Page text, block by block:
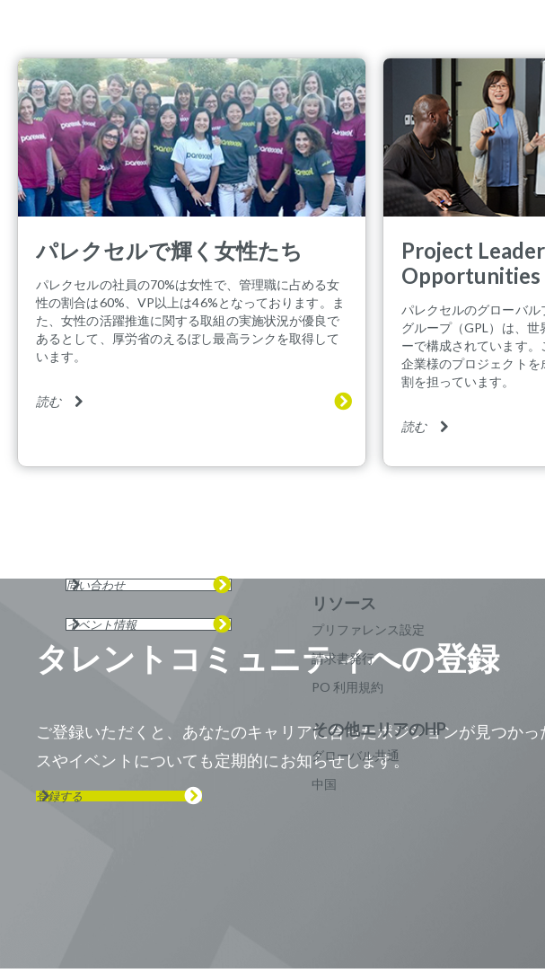
パレクセルで輝く女性たち
パレクセルの社員の70%は女性で、管理職に占める女
性の割合は60%、VP以上は46%となっております。ま
た、女性の活躍推進に関する取組の実施状況が優良で
あるとして、厚労省のえるぼし最高ランクを取得して
います。
読む
Project
Opportunities
パレクセルのグローバ
グループ（GPL）は、
ーで構成されています
企業様のプロジェクト
割を担っています。
読む
タレントコミュニティへの登録
ご登録いただくと、あなたのキャリアに合ったポジションが見つか
スやイベントについても定期的にお知らせします。
登録する
問い合わせ
イベント情報
プリファレンス設定
請求書発行
PO 利用規約
グローバル共通
中国